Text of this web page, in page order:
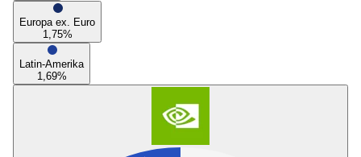
Europa ex. Euro
1,75%
Latin-Amerika
1,69%